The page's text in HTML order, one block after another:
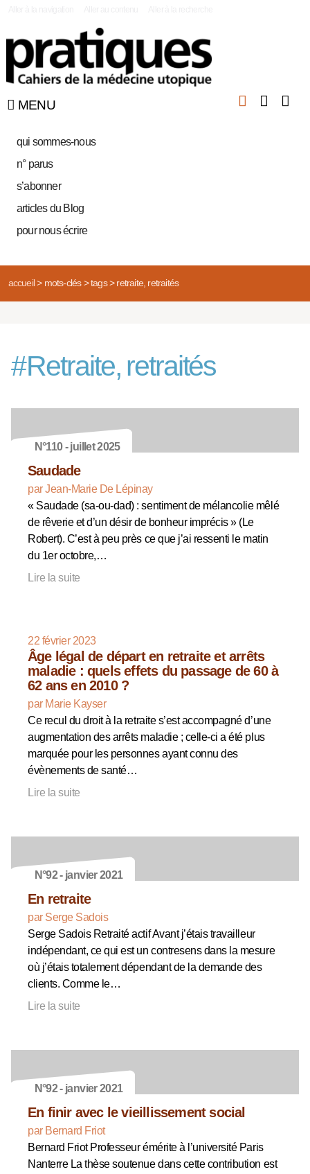
MENU
qui sommes-nous
n° parus
s’abonner
articles du Blog
pour nous écrire
accueil> mots-clés> tags> retraite, retraités
#Retraite, retraités
N°110 - juillet 2025
Saudade
par Jean-Marie De Lépinay
« Saudade (sa-ou-dad) : sentiment de mélancolie mêlé
de rêverie et d’un désir de bonheur imprécis » (Le
Robert). C’est à peu près ce que j’ai ressenti le matin
du 1er octobre,…
Lire la suite
22 février 2023
Âge légal de départ en retraite et arrêts
maladie : quels effets du passage de 60 à
62 ans en 2010 ?
par Marie Kayser
Ce recul du droit à la retraite s’est accompagné d’une
augmentation des arrêts maladie ; celle-ci a été plus
marquée pour les personnes ayant connu des
évènements de santé…
Lire la suite
N°92 - janvier 2021
En retraite
par Serge Sadois
Serge Sadois Retraité actif Avant j’étais travailleur
indépendant, ce qui est un contresens dans la mesure
où j’étais totalement dépendant de la demande des
clients. Comme le…
Lire la suite
N°92 - janvier 2021
En finir avec le vieillissement social
par Bernard Friot
Bernard Friot Professeur émérite à l’université Paris
Nanterre La thèse soutenue dans cette contribution est